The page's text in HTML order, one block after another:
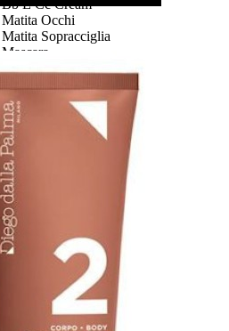
Bb E Cc Cream
Matita Occhi
Matita Sopracciglia
Mascara
Eyeliner
Rossetto
Matita Labbra
Gloss
Smalto
Smalto Effetti Speciali
Solventi Unghie
Occhi